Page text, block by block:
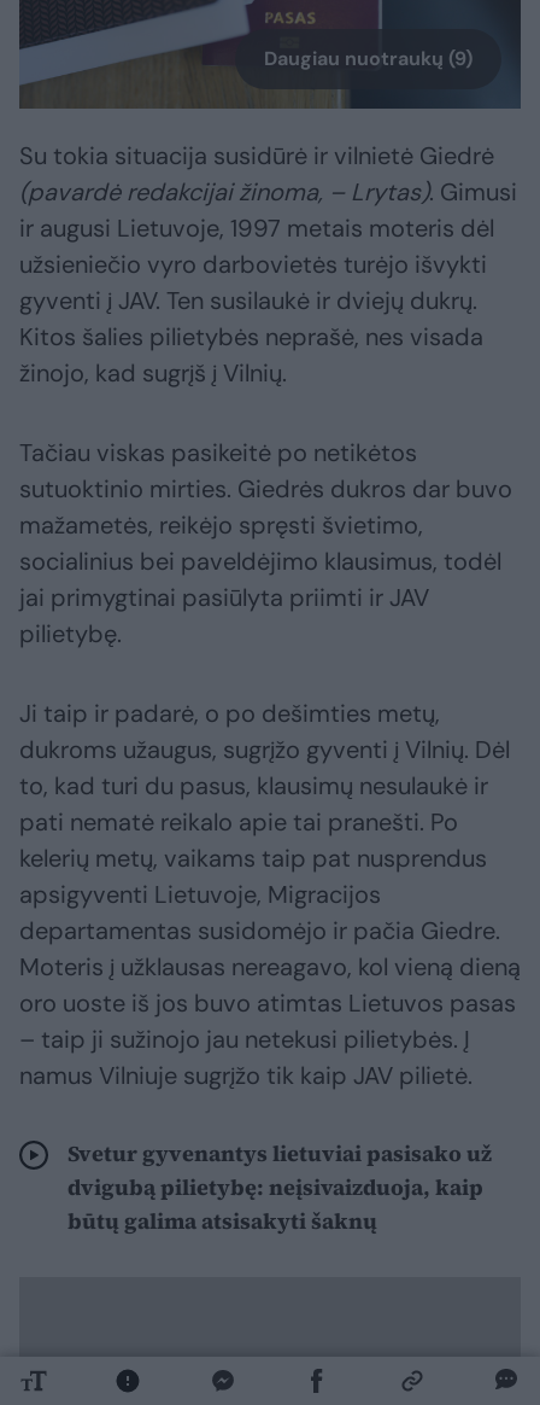
Daugiau nuotraukų (9)
Su tokia situacija susidūrė ir vilnietė Giedrė
(pavardė redakcijai žinoma, – Lrytas). Gimusi
ir augusi Lietuvoje, 1997 metais moteris dėl
užsieniečio vyro darbovietės turėjo išvykti
gyventi į JAV. Ten susilaukė ir dviejų dukrų.
Kitos šalies pilietybės neprašė, nes visada
žinojo, kad sugrįš į Vilnių.
Tačiau viskas pasikeitė po netikėtos
sutuoktinio mirties. Giedrės dukros dar buvo
mažametės, reikėjo spręsti švietimo,
socialinius bei paveldėjimo klausimus, todėl
jai primygtinai pasiūlyta priimti ir JAV
pilietybę.
Ji taip ir padarė, o po dešimties metų,
dukroms užaugus, sugrįžo gyventi į Vilnių. Dėl
to, kad turi du pasus, klausimų nesulaukė ir
pati nematė reikalo apie tai pranešti. Po
kelerių metų, vaikams taip pat nusprendus
apsigyventi Lietuvoje, Migracijos
departamentas susidomėjo ir pačia Giedre.
Moteris į užklausas nereagavo, kol vieną dieną
oro uoste iš jos buvo atimtas Lietuvos pasas
– taip ji sužinojo jau netekusi pilietybės. Į
namus Vilniuje sugrįžo tik kaip JAV pilietė.
Svetur gyvenantys lietuviai pasisako už
dvigubą pilietybę: neįsivaizduoja, kaip
būtų galima atsisakyti šaknų